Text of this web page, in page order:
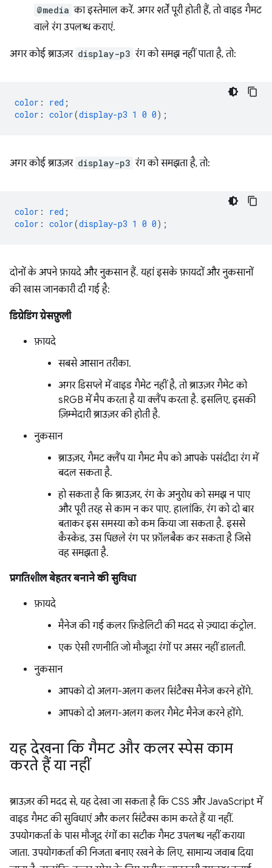
@media का इस्तेमाल करें. अगर शर्तें पूरी होती हैं, तो वाइड गैमट
वाले रंग उपलब्ध कराएं.
अगर कोई ब्राउज़र display-p3 रंग को समझ नहीं पाता है, तो:
color : red ;
color : color(display-p3 1 0 0);
अगर कोई ब्राउज़र display-p3 रंग को समझता है, तो:
color : red ;
color : color(display-p3 1 0 0);
दोनों के अपने फ़ायदे और नुकसान हैं. यहां इसके फ़ायदों और नुकसानों
की खास जानकारी दी गई है:
डिग्रेडिंग ग्रेसफ़ुली
फ़ायदे
सबसे आसान तरीका.
अगर डिसप्ले में वाइड गैमेट नहीं है, तो ब्राउज़र गैमेट को
sRGB में मैप करता है या क्लैंप करता है. इसलिए, इसकी
ज़िम्मेदारी ब्राउज़र की होती है.
नुकसान
ब्राउज़र, गैमट क्लैंप या गैमट मैप को आपके पसंदीदा रंग में
बदल सकता है.
हो सकता है कि ब्राउज़र, रंग के अनुरोध को समझ न पाए
और पूरी तरह से काम न कर पाए. हालांकि, रंग को दो बार
बताकर इस समस्या को कम किया जा सकता है. इससे
कैस्केड, उस पिछले रंग पर फ़ॉलबैक कर सकता है जिसे
वह समझता है.
प्रगतिशील बेहतर बनाने की सुविधा
फ़ायदे
मैनेज की गई कलर फ़िडेलिटी की मदद से ज़्यादा कंट्रोल.
एक ऐसी रणनीति जो मौजूदा रंगों पर असर नहीं डालती.
नुकसान
आपको दो अलग-अलग कलर सिंटैक्स मैनेज करने होंगे.
आपको दो अलग-अलग कलर गैमेट मैनेज करने होंगे.
यह देखना कि गैमट और कलर स्पेस काम
करते हैं या नहीं
ब्राउज़र की मदद से, यह देखा जा सकता है कि CSS और JavaScript में
वाइड गैमट की सुविधाएं और कलर सिंटैक्स काम करते हैं या नहीं.
उपयोगकर्ता के पास मौजूद रंगों का सटीक गैमट उपलब्ध नहीं कराया
जाता. उपयोगकर्ता की निजता बनाए रखने के लिए, सामान्य जवाब दिया